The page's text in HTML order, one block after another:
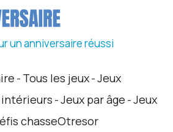
un anniversaire réussi
- Tous les jeux-Jeux
intérieurs -Jeux par âge -Jeux
chasseOtresor